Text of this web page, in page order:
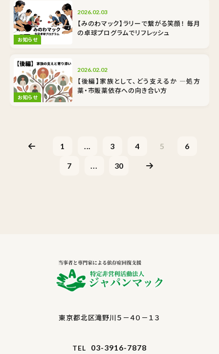
お知らせ
2026.02.03
【みのわマック】ラリーで繋がる笑顔！ 毎月
の卓球プログラムでリフレッシュ
お知らせ
2026.02.02
【後編】家族として、どう支えるか ―処方
薬・市販薬依存への向き合い方
1 ... 3 4 5 6
7 ... 30
東京都北区滝野川５－４０－１３
TEL 03-3916-7878